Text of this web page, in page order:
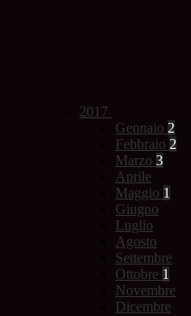
2017
Gennaio 2
Febbraio 2
Marzo 3
Aprile
Maggio 1
Giugno
Luglio
Agosto
Settembre
Ottobre 1
Novembre
Dicembre